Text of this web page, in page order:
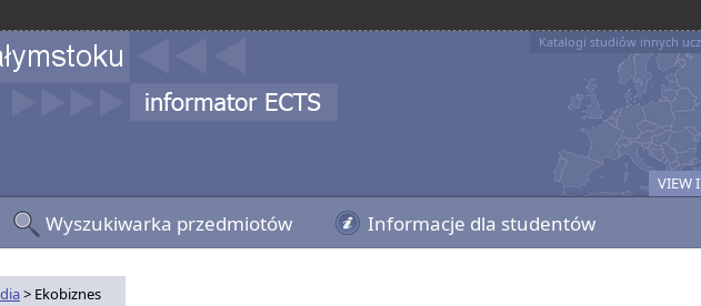
Katalogi studiów innych
VIEW
Wyszukiwarka przedmiotów Informacje dla studentów
> Ekobiznes